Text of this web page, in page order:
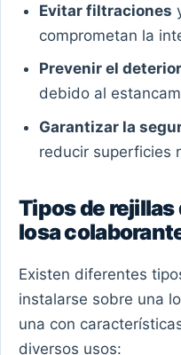
Evitar filtraciones
comprometan la
Prevenir el
debido al
Garantizar la
reducir superficies
Tipos de rejillas
losa
Existen diferentes
instalarse sobre una
una con
diversos usos: